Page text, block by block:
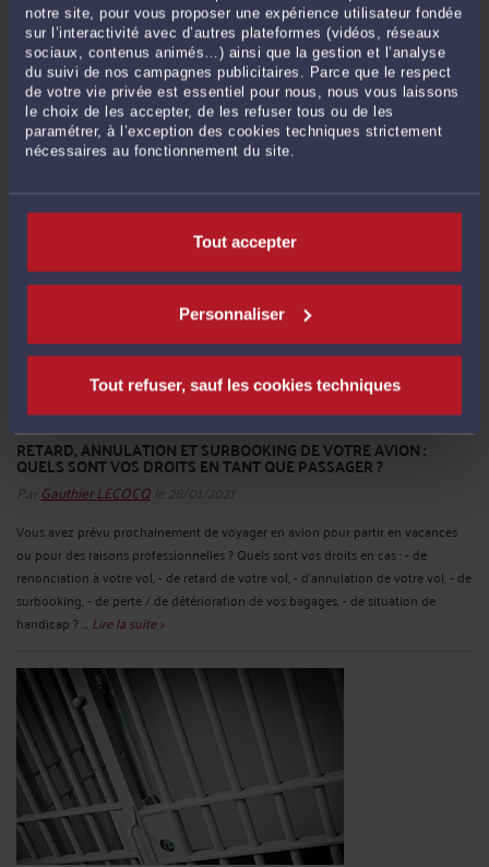
notre site, pour vous proposer une expérience utilisateur fondée
sur l’interactivité avec d’autres plateformes (vidéos, réseaux
sociaux, contenus animés…) ainsi que la gestion et l’analyse
du suivi de nos campagnes publicitaires. Parce que le respect
de votre vie privée est essentiel pour nous, nous vous laissons
le choix de les accepter, de les refuser tous ou de les
paramétrer, à l’exception des cookies techniques strictement
nécessaires au fonctionnement du site.
Tout accepter
Personnaliser
Tout refuser, sauf les cookies techniques
JUDICIAIRES (TAJ)
ParGauthier LECOCQle 10/03/2021
Le Traitement des Antécédents Judiciaires (TAJ) est un fichier de traitement des
antécédents judiciaires, regroupant les deux anciens fichiers STIC et JUDEX. Le
TAJ est un fichier central regroupant toutes les informations collectées dans les
rapports d’enquêtes de police, ainsi que des rapports d’intervention ...
RETARD, ANNULATION ET SURBOOKING DE VOTRE AVION :
QUELS SONT VOS DROITS EN TANT QUE PASSAGER ?
Par Gauthier LECOCQ le 28/01/2021
Vous avez prévu prochainement de voyager en avion pour partir en vacances
ou pour des raisons professionnelles ? Quels sont vos droits en cas : - de
renonciation à votre vol, - de retard de votre vol, - d’annulation de votre vol, - de
surbooking, - de perte / de détérioration de vos bagages, - de situation de
handicap ? ... Lire la suite >